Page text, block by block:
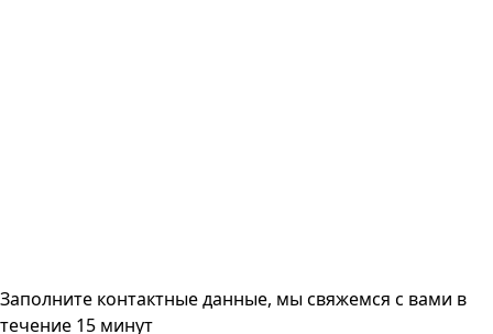
Заполните контактные данные, мы свяжемся с вами в
течение 15 минут